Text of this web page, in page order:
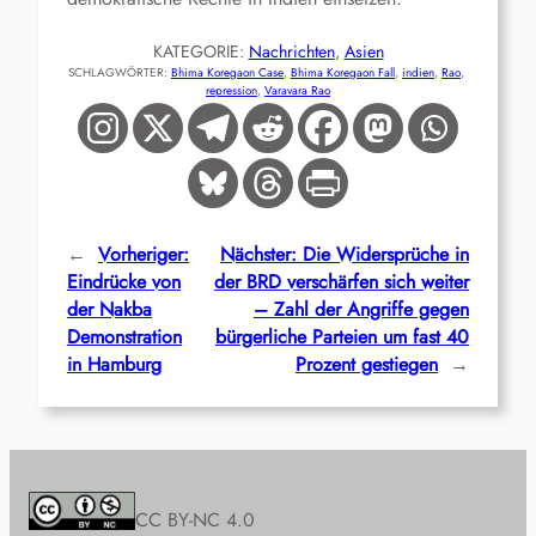
KATEGORIE: Nachrichten, Asien
SCHLAGWÖRTER: Bhima Koregaon Case, Bhima Koregaon Fall, indien, Rao
repression, Varavara Rao
← Vorheriger:
Eindrücke von
der Nakba
Demonstration
in Hamburg
Nächster: Die Widersprüche in
der BRD verschärfen sich weiter
– Zahl der Angriffe gegen
bürgerliche Parteien um fast 40
Prozent gestiegen →
CC BY-NC 4.0